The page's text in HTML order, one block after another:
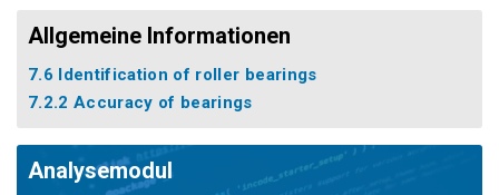
Allgemeine Informationen
7.6 Identification of roller bearings
7.2.2 Accuracy of bearings
Analysemodul